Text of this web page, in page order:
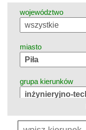
województwo
miasto
grupa kierunków
język